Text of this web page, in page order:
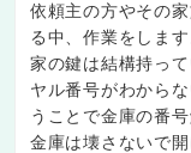
依頼主の方やその
る中、作業をします
家の鍵は結構持っ
ヤル番号がわから
うことで金庫の番
金庫は壊さないで